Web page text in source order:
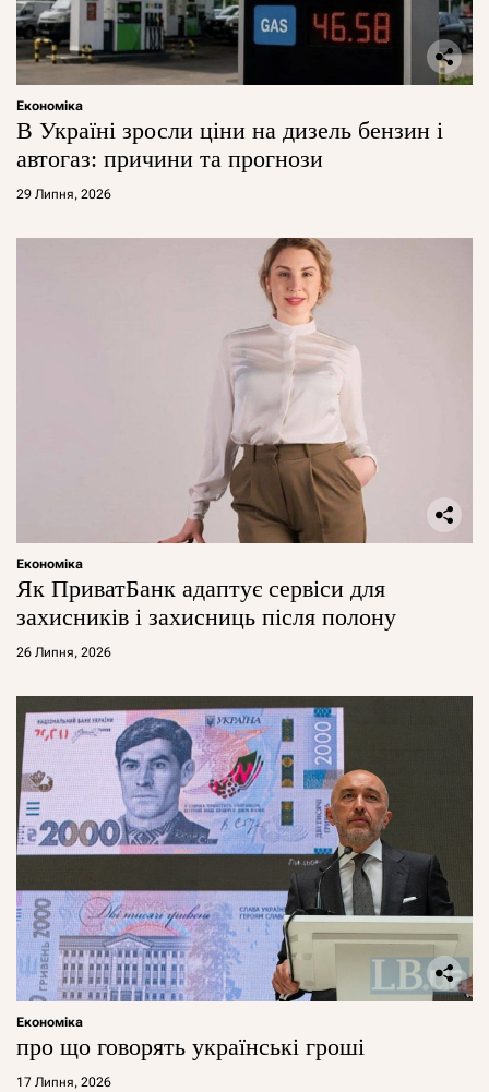
Економіка
В Україні зросли ціни на дизель бензин і
автогаз: причини та прогнози
29 Липня, 2026
Економіка
Як ПриватБанк адаптує сервіси для
захисників і захисниць після полону
26 Липня, 2026
Економіка
про що говорять українські гроші
17 Липня, 2026